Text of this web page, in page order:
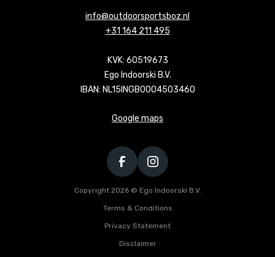
info@outdoorsportsboz.nl
+31 164 211 495
KVK: 60519673
Ego Indoorski B.V.
IBAN: NL15INGB0004503460
Google maps
Copyright 2026 © Ego Indoorski B.V.
Terms & Conditions
Privacy Statement
Disclaimer